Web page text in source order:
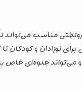
مناسب می‌تواند
جلوه‌ای خاص